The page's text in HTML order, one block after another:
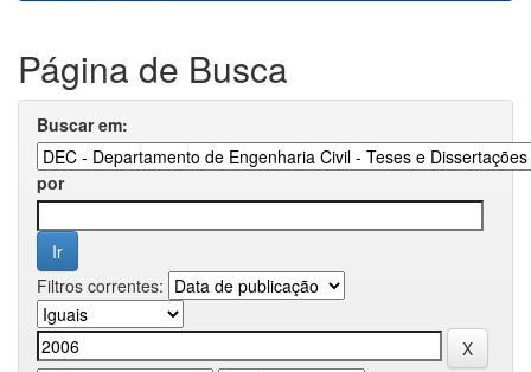
Página de Busca
Buscar em:
por
Filtros correntes: